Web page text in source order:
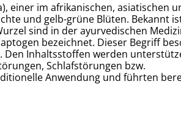
einer im afrikanischen, asiatischen
und gelb-grüne Blüten. Bekannt
sind in der ayurvedischen
bezeichnet. Dieser Begriff
Den Inhaltsstoffen werden
Schlafstörungen bzw.
Anwendung und führten